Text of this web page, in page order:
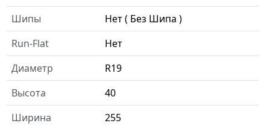
Шипы
Нет ( Без Шипа )
Run-Flat
Нет
Диаметр
R19
Высота
40
Ширина
255